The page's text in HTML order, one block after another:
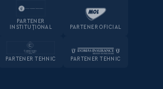
PARTENER
INSTITUȚIONAL
PARTENER OFICIAL
PARTENER TEHNIC PARTENER TEHNIC